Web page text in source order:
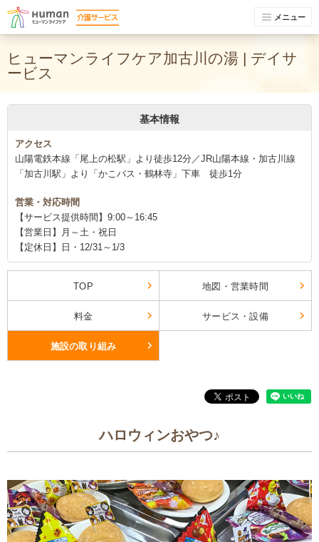
メニュー
ヒューマンライフケア加古川の湯 | デイサ
ービス
基本情報
アクセス
山陽電鉄本線「尾上の松駅」より徒歩12分／JR山陽本線・加古川線
「加古川駅」より「かこバス・鶴林寺」下車 徒歩1分
営業・対応時間
【サービス提供時間】9:00～16:45
【営業日】月～土・祝日
【定休日】日・12/31～1/3
TOP 地図・営業時間
料金 サービス・設備
施設の取り組み
ハロウィンおやつ♪